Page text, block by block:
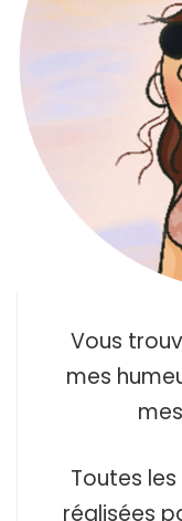
Vous
mes
Toutes
réalisées